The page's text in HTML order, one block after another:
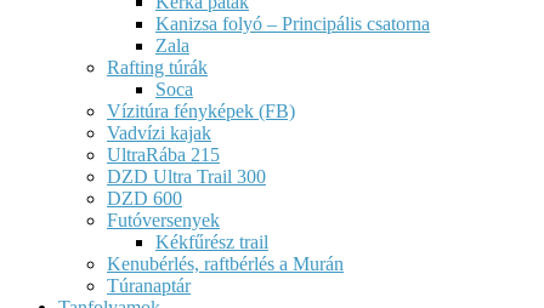
Kanizsa folyó – Principális csatorna
Zala
Rafting túrák
Soca
Vízitúra fényképek (FB)
Vadvízi kajak
UltraRába 215
DZD Ultra Trail 300
DZD 600
Futóversenyek
Kékfűrész trail
Kenubérlés, raftbérlés a Murán
Túranaptár